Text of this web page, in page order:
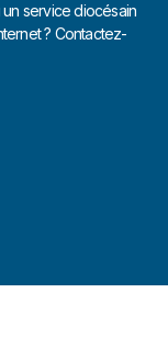
service diocésain
? Contactez-